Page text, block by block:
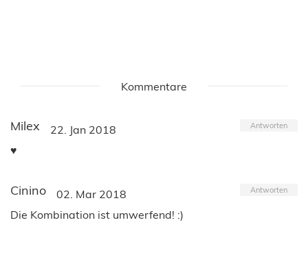
Kommentare
Milex 22. Jan 2018 Antworten
♥
Cinino 02. Mar 2018 Antworten
Die Kombination ist umwerfend! :)